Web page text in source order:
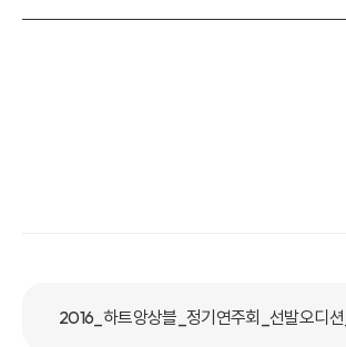
2016_하트앙상블_정기연주회_선발오디